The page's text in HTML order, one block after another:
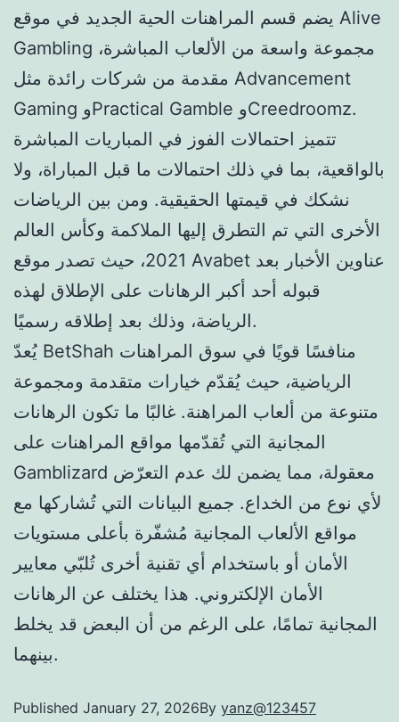
يضم قسم المراهنات الحية الجديد في موقع Alive
Gambling مجموعة واسعة من الألعاب المباشرة،
مقدمة من شركات رائدة مثل Advancement
Gaming وPractical Gamble وCreedroomz.
تتميز احتمالات الفوز في المباريات المباشرة
بالواقعية، بما في ذلك احتمالات ما قبل المباراة، ولا
نشكك في قيمتها الحقيقية. ومن بين الرياضات
الأخرى التي تم التطرق إليها الملاكمة وكأس العالم
2021، حيث تصدر موقع Avabet عناوين الأخبار بعد
قبوله أحد أكبر الرهانات على الإطلاق لهذه
الرياضة، وذلك بعد إطلاقه رسميًا.
يُعدّ BetShah منافسًا قويًا في سوق المراهنات
الرياضية، حيث يُقدّم خيارات متقدمة ومجموعة
متنوعة من ألعاب المراهنة. غالبًا ما تكون الرهانات
المجانية التي تُقدّمها مواقع المراهنات على
Gamblizard معقولة، مما يضمن لك عدم التعرّض
لأي نوع من الخداع. جميع البيانات التي تُشاركها مع
مواقع الألعاب المجانية مُشفّرة بأعلى مستويات
الأمان أو باستخدام أي تقنية أخرى تُلبّي معايير
الأمان الإلكتروني. هذا يختلف عن الرهانات
المجانية تمامًا، على الرغم من أن البعض قد يخلط
بينهما.
Published January 27, 2026By yanz@123457